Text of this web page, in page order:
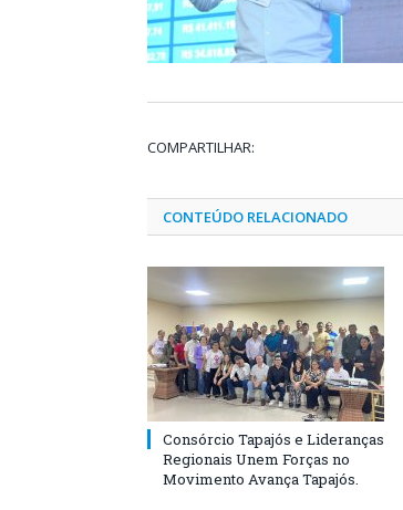
COMPARTILHAR:
CONTEÚDO RELACIONADO
Consórcio Tapajós e Lideranças
Regionais Unem Forças no
Movimento Avança Tapajós.